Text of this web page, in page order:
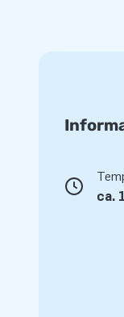
ca.